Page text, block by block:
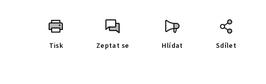
Tisk Zeptat se Hlídat Sdílet